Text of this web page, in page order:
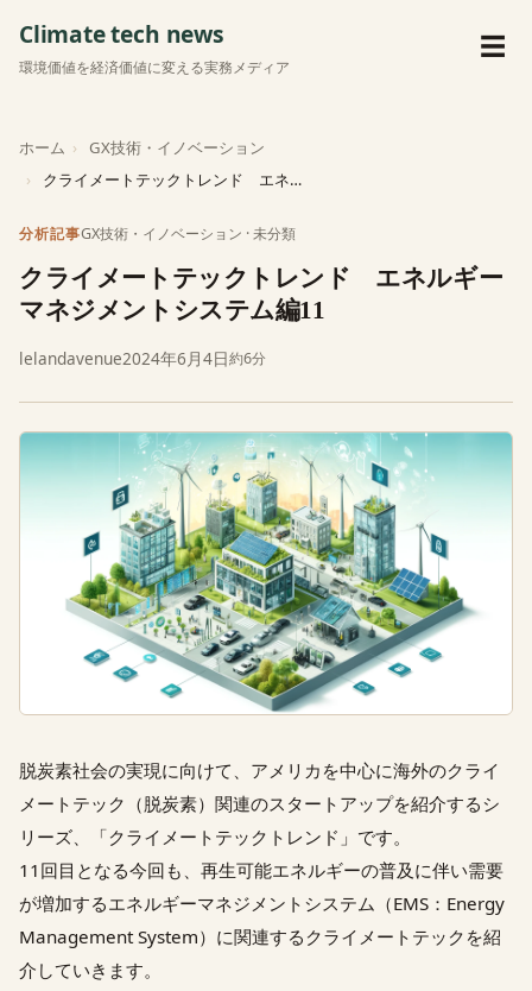
Climate tech news
環境価値を経済価値に変える実務メディア
メ
☰
ホーム
GX技術・イノベーション
クライメートテックトレンド エネルギーマネジメントシステム…
分析記事GX技術・イノベーション ·未分類
クライメートテックトレンド エネルギー
マネジメントシステム編11
lelandavenue2024年6月4日約6分
脱炭素社会の実現に向けて、アメリカを中心に海外のクライ
メートテック（脱炭素）関連のスタートアップを紹介するシ
リーズ、「クライメートテックトレンド」です。
11回目となる今回も、再生可能エネルギーの普及に伴い需要
が増加するエネルギーマネジメントシステム（EMS：Energy
Management System）に関連するクライメートテックを紹
介していきます。